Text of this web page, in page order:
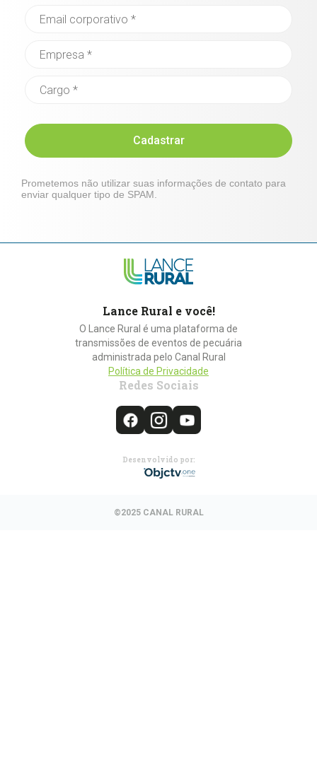
Cadastrar
Prometemos não utilizar suas informações de contato para
enviar qualquer tipo de SPAM.
Lance Rural e você!
O Lance Rural é uma plataforma de
transmissões de eventos de pecuária
administrada pelo Canal Rural
Política de Privacidade
Redes Sociais
Desenvolvido por:
©2025 CANAL RURAL